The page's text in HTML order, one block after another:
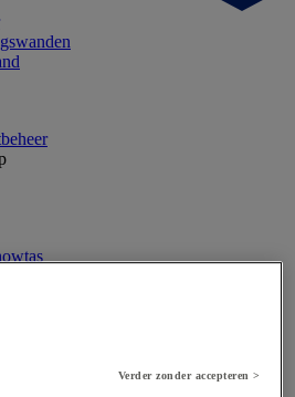
Verder zonder accepteren >